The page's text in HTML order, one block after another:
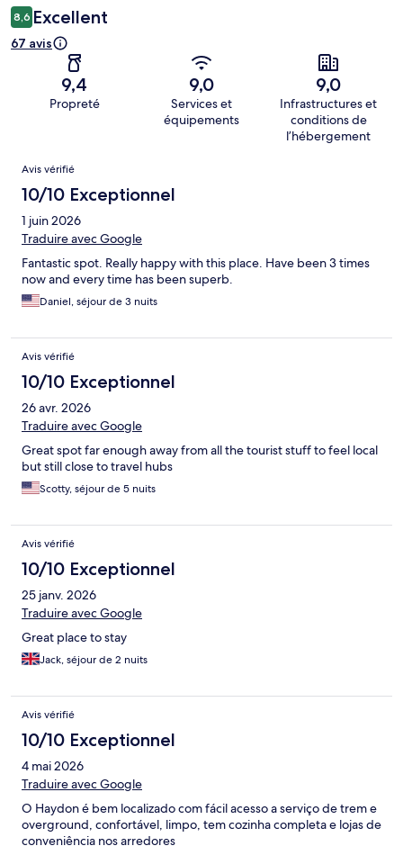
8,6 Excellent
67 avis
9,4
Propreté
9,0
Services et
équipements
9,0
Infrastructures et
conditions de
l’hébergement
Avis
Avis vérifié
10/10 Exceptionnel
1 juin 2026
Traduire avec Google
Fantastic spot. Really happy with this place. Have been 3 times
now and every time has been superb.
Daniel, séjour de 3 nuits
Avis vérifié
10/10 Exceptionnel
26 avr. 2026
Traduire avec Google
Great spot far enough away from all the tourist stuff to feel local
but still close to travel hubs
Scotty, séjour de 5 nuits
Avis vérifié
10/10 Exceptionnel
25 janv. 2026
Traduire avec Google
Great place to stay
Jack, séjour de 2 nuits
Avis vérifié
10/10 Exceptionnel
4 mai 2026
Traduire avec Google
O Haydon é bem localizado com fácil acesso a serviço de trem e
overground, confortável, limpo, tem cozinha completa e lojas de
conveniência nos arredores